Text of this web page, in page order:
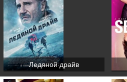
Ледяной драйв